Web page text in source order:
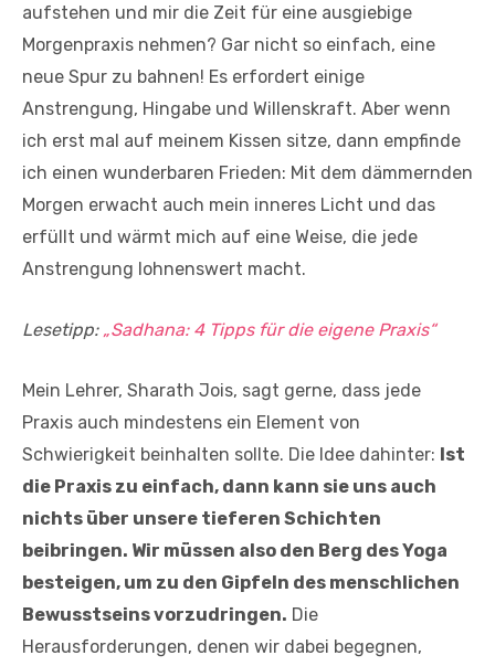
aufstehen und mir die Zeit für eine ausgiebige
Morgenpraxis nehmen? Gar nicht so einfach, eine
neue Spur zu bahnen! Es erfordert einige
Anstrengung, Hingabe und Willenskraft. Aber wenn
ich erst mal auf meinem Kissen sitze, dann empfinde
ich einen wunderbaren Frieden: Mit dem dämmernden
Morgen erwacht auch mein inneres Licht und das
erfüllt und wärmt mich auf eine Weise, die jede
Anstrengung lohnenswert macht.
Lesetipp: „Sadhana: 4 Tipps für die eigene Praxis“
Mein Lehrer, Sharath Jois, sagt gerne, dass jede
Praxis auch mindestens ein Element von
Schwierigkeit beinhalten sollte. Die Idee dahinter: Ist
die Praxis zu einfach, dann kann sie uns auch
nichts über unsere tieferen Schichten
beibringen. Wir müssen also den Berg des Yoga
besteigen, um zu den Gipfeln des menschlichen
Bewusstseins vorzudringen. Die
Herausforderungen, denen wir dabei begegnen,